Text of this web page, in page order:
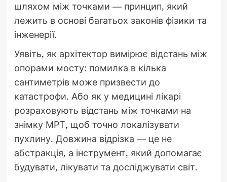
шляхом між точками — принцип, який
лежить в основі багатьох законів фізики та
інженерії.
Уявіть, як архітектор вимірює відстань між
опорами мосту: помилка в кілька
сантиметрів може призвести до
катастрофи. Або як у медицині лікарі
розраховують відстань між точками на
знімку МРТ, щоб точно локалізувати
пухлину. Довжина відрізка — це не
абстракція, а інструмент, який допомагає
будувати, лікувати та досліджувати світ.